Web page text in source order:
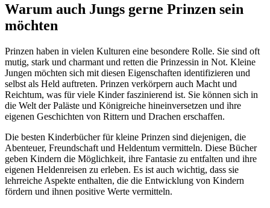
Warum auch Jungs gerne Prinzen sein
möchten
Prinzen haben in vielen Kulturen eine besondere Rolle. Sie sind oft
mutig, stark und charmant und retten die Prinzessin in Not. Kleine
Jungen möchten sich mit diesen Eigenschaften identifizieren und
selbst als Held auftreten. Prinzen verkörpern auch Macht und
Reichtum, was für viele Kinder faszinierend ist. Sie können sich in
die Welt der Paläste und Königreiche hineinversetzen und ihre
eigenen Geschichten von Rittern und Drachen erschaffen.
Die besten Kinderbücher für kleine Prinzen sind diejenigen, die
Abenteuer, Freundschaft und Heldentum vermitteln. Diese Bücher
geben Kindern die Möglichkeit, ihre Fantasie zu entfalten und ihre
eigenen Heldenreisen zu erleben. Es ist auch wichtig, dass sie
lehrreiche Aspekte enthalten, die die Entwicklung von Kindern
fördern und ihnen positive Werte vermitteln.